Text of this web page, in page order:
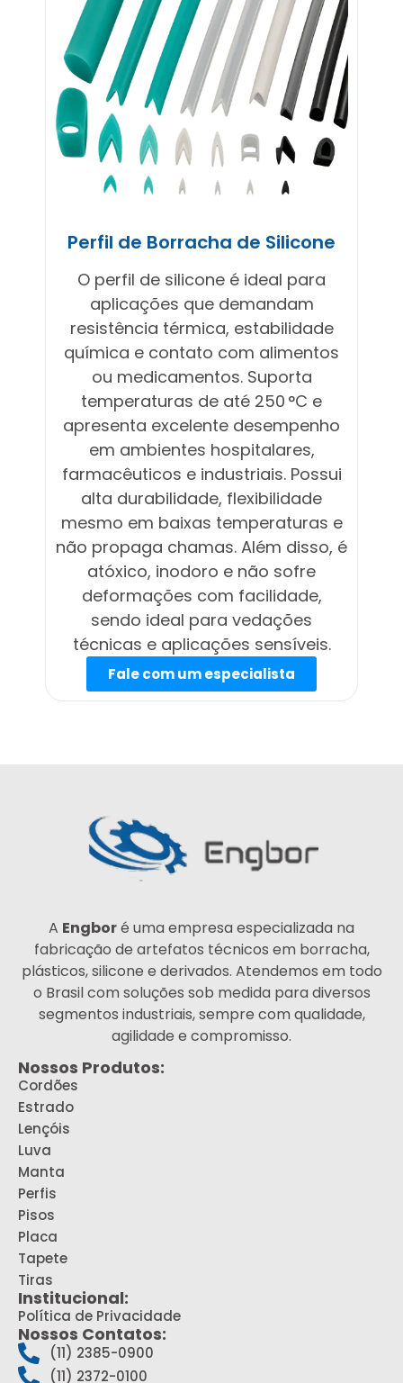
Perfil de Borracha de Silicone
O perfil de silicone é ideal para
aplicações que demandam
resistência térmica, estabilidade
química e contato com alimentos
ou medicamentos. Suporta
temperaturas de até 250 °C e
apresenta excelente desempenho
em ambientes hospitalares,
farmacêuticos e industriais. Possui
alta durabilidade, flexibilidade
mesmo em baixas temperaturas e
não propaga chamas. Além disso, é
atóxico, inodoro e não sofre
deformações com facilidade,
sendo ideal para vedações
técnicas e aplicações sensíveis.
Fale com um especialista
A Engboré uma empresa especializada na
fabricação de artefatos técnicos em borracha,
plásticos, silicone e derivados. Atendemos em todo
o Brasil com soluções sob medida para diversos
segmentos industriais, sempre com qualidade,
agilidade e compromisso.
Nossos Produtos:
Cordões
Estrado
Lençóis
Luva
Manta
Perfis
Pisos
Placa
Tapete
Tiras
Institucional:
Política de Privacidade
Nossos Contatos:
(11) 2385-0900
(11) 2372-0100